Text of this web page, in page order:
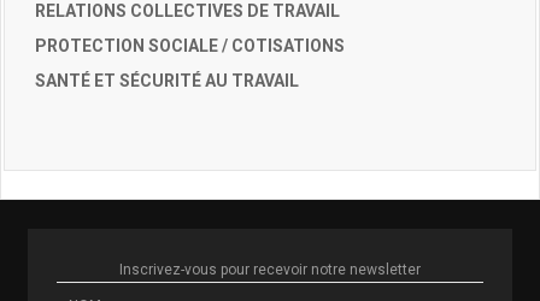
RELATIONS COLLECTIVES DE TRAVAIL
PROTECTION SOCIALE / COTISATIONS
SANTÉ ET SÉCURITÉ AU TRAVAIL
Inscrivez-vous pour recevoir notre newsletter